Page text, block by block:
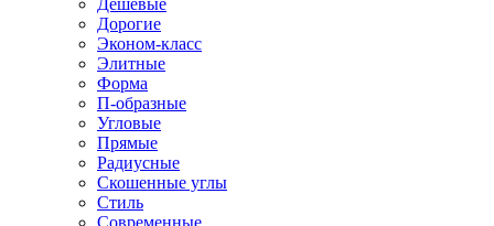
Дешевые
Дорогие
Эконом-класс
Элитные
Форма
П-образные
Угловые
Прямые
Радиусные
Скошенные углы
Стиль
Современные